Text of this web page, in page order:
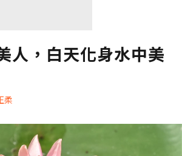
人，白天化身水中美
柔